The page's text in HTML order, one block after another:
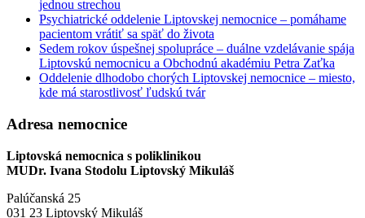
jednou strechou
Psychiatrické oddelenie Liptovskej nemocnice – pomáhame
pacientom vrátiť sa späť do života
Sedem rokov úspešnej spolupráce – duálne vzdelávanie spája
Liptovskú nemocnicu a Obchodnú akadémiu Petra Zaťka
Oddelenie dlhodobo chorých Liptovskej nemocnice – miesto,
kde má starostlivosť ľudskú tvár
Adresa nemocnice
Liptovská nemocnica s poliklinikou
MUDr. Ivana Stodolu Liptovský Mikuláš
Palúčanská 25
031 23 Liptovský Mikuláš